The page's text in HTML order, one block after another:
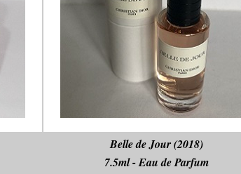
Belle de Jour (2018)
7.5ml - Eau de Parfum